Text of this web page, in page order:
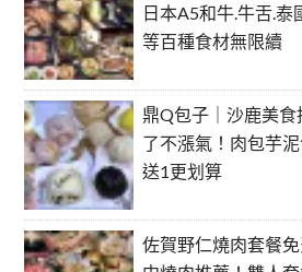
日本A5和牛.牛舌.泰
等百種食材無限續
鼎Q包子｜沙鹿美
了不漲氣！肉包芋
送1更划算
佐賀野仁燒肉套餐